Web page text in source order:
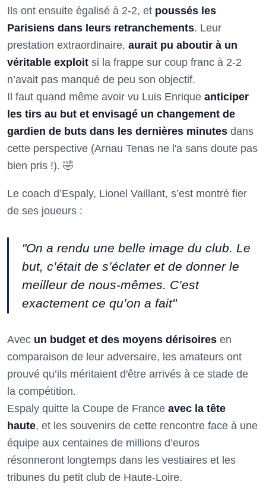
Ils ont ensuite égalisé à 2-2, et poussés les
Parisiens dans leurs retranchements. Leur
prestation extraordinaire, aurait pu aboutir à un
véritable exploit si la frappe sur coup franc à 2-2
n’avait pas manqué de peu son objectif.
Il faut quand même avoir vu Luis Enrique anticiper
les tirs au but et envisagé un changement de
gardien de buts dans les dernières minutes dans
cette perspective (Arnau Tenas ne l'a sans doute pas
bien pris !). 🤣
Le coach d’Espaly, Lionel Vaillant, s’est montré fier
de ses joueurs :
"On a rendu une belle image du club. Le
but, c’était de s’éclater et de donner le
meilleur de nous-mêmes. C’est
exactement ce qu’on a fait"
Avec un budget et des moyens dérisoires en
comparaison de leur adversaire, les amateurs ont
prouvé qu’ils méritaient d'être arrivés à ce stade de
la compétition.
Espaly quitte la Coupe de France avec la tête
haute, et les souvenirs de cette rencontre face à une
équipe aux centaines de millions d’euros
résonneront longtemps dans les vestiaires et les
tribunes du petit club de Haute-Loire.